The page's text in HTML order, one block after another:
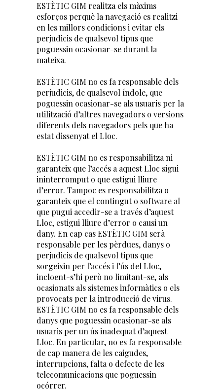
ESTÈTIC GIM realitza els màxims
esforços perquè la navegació es realitzi
en les millors condicions i evitar els
perjudicis de qualsevol tipus que
poguessin ocasionar-se durant la
mateixa.
ESTÈTIC GIM no es fa responsable dels
perjudicis, de qualsevol índole, que
poguessin ocasionar-se als usuaris per la
utilització d’altres navegadors o versions
diferents dels navegadors pels que ha
estat dissenyat el Lloc.
ESTÈTIC GIM no es responsabilitza ni
garanteix que l’accés a aquest Lloc sigui
ininterromput o que estigui lliure
d’error. Tampoc es responsabilitza o
garanteix que el contingut o software al
que pugui accedir-se a través d’aquest
Lloc, estigui lliure d’error o causi un
dany. En cap cas ESTÈTIC GIM serà
responsable per les pèrdues, danys o
perjudicis de qualsevol tipus que
sorgeixin per l’accés i l’ús del Lloc,
incloent-s’hi però no limitant-se, als
ocasionats als sistemes informàtics o els
provocats per la introducció de virus.
ESTÈTIC GIM no es fa responsable dels
danys que poguessin ocasionar-se als
usuaris per un ús inadequat d’aquest
Lloc. En particular, no es fa responsable
de cap manera de les caigudes,
interrupcions, falta o defecte de les
telecomunicacions que poguessin
ocórrer.